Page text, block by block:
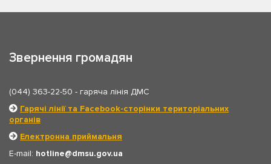
Звернення громадян
(044) 363-22-50 - гаряча лінія ДМС
Гарячі лінії та Facebook-сторінки територіальних
органів
Електронна приймальня
E-mail: hotline
dmsu.gov.ua